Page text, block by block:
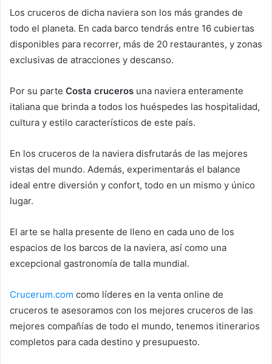
Los cruceros de dicha naviera son los más grandes de
todo el planeta. En cada barco tendrás entre 16 cubiertas
disponibles para recorrer, más de 20 restaurantes, y zonas
exclusivas de atracciones y descanso.
Por su parte Costa cruceros una naviera enteramente
italiana que brinda a todos los huéspedes las hospitalidad,
cultura y estilo característicos de este país.
En los cruceros de la naviera disfrutarás de las mejores
vistas del mundo. Además, experimentarás el balance
ideal entre diversión y confort, todo en un mismo y único
lugar.
El arte se halla presente de lleno en cada uno de los
espacios de los barcos de la naviera, así como una
excepcional gastronomía de talla mundial.
Crucerum.com como líderes en la venta online de
cruceros te asesoramos con los mejores cruceros de las
mejores compañías de todo el mundo, tenemos itinerarios
completos para cada destino y presupuesto.